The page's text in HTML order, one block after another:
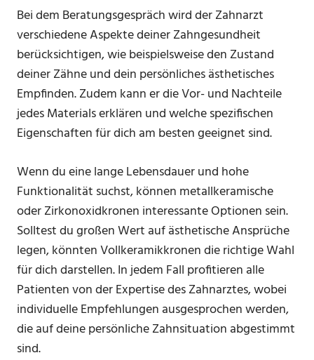
Bei dem Beratungsgespräch wird der Zahnarzt
verschiedene Aspekte deiner Zahngesundheit
berücksichtigen, wie beispielsweise den Zustand
deiner Zähne und dein persönliches ästhetisches
Empfinden. Zudem kann er die Vor- und Nachteile
jedes Materials erklären und welche spezifischen
Eigenschaften für dich am besten geeignet sind.
Wenn du eine lange Lebensdauer und hohe
Funktionalität suchst, können metallkeramische
oder Zirkonoxidkronen interessante Optionen sein.
Solltest du großen Wert auf ästhetische Ansprüche
legen, könnten Vollkeramikkronen die richtige Wahl
für dich darstellen. In jedem Fall profitieren alle
Patienten von der Expertise des Zahnarztes, wobei
individuelle Empfehlungen ausgesprochen werden,
die auf deine persönliche Zahnsituation abgestimmt
sind.